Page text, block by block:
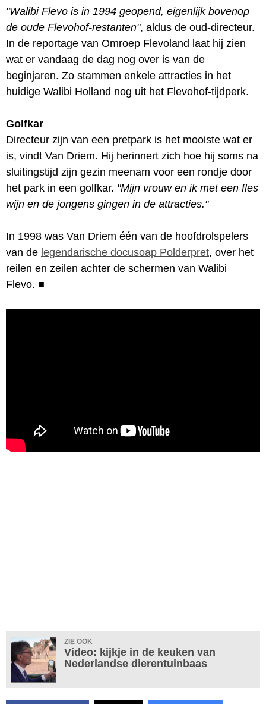
"Walibi Flevo is in 1994 geopend, eigenlijk bovenop
de oude Flevohof-restanten", aldus de oud-directeur.
In de reportage van Omroep Flevoland laat hij zien
wat er vandaag de dag nog over is van de
beginjaren. Zo stammen enkele attracties in het
huidige Walibi Holland nog uit het Flevohof-tijdperk.
Golfkar
Directeur zijn van een pretpark is het mooiste wat er
is, vindt Van Driem. Hij herinnert zich hoe hij soms na
sluitingstijd zijn gezin meenam voor een rondje door
het park in een golfkar. "Mijn vrouw en ik met een fles
wijn en de jongens gingen in de attracties."
In 1998 was Van Driem één van de hoofdrolspelers
van de legendarische docusoap Polderpret, over het
reilen en zeilen achter de schermen van Walibi
Flevo. ■
ZIE OOK
Video: kijkje in de keuken van
Nederlandse dierentuinbaas